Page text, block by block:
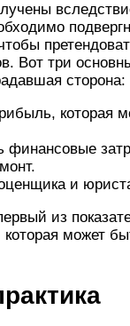
Вот три
сторона:
которая
финансовые
и
из
которая может